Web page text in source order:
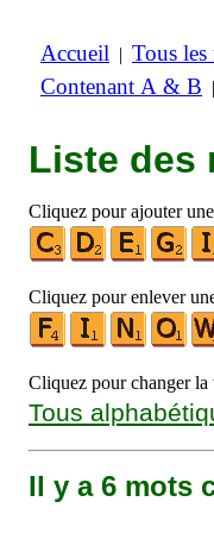
Accueil | Tous les
Contenant A & B |
Liste des
Cliquez pour ajouter
Cliquez pour enlever
Cliquez pour changer la
Tous
Il y a 6 mots